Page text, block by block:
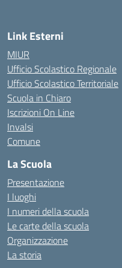
Link Esterni
MIUR
Ufficio Scolastico Regionale
Ufficio Scolastico Territoriale
Scuola in Chiaro
Iscrizioni On Line
Invalsi
Comune
La Scuola
Presentazione
I luoghi
I numeri della scuola
Le carte della scuola
Organizzazione
La storia